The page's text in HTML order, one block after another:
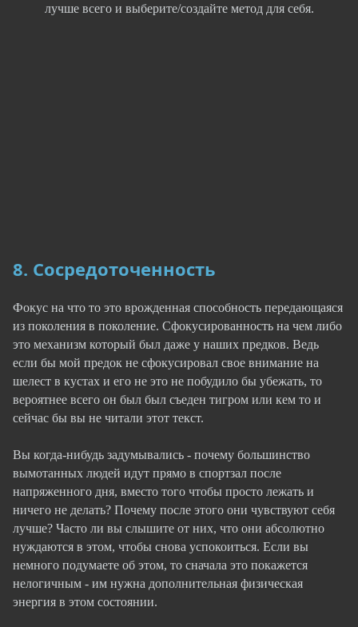
лучше всего и выберите/создайте метод для себя.
8. Сосредоточенность
Фокус на что то это врожденная способность передающаяся
из поколения в поколение. Сфокусированность на чем либо
это механизм который был даже у наших предков. Ведь
если бы мой предок не сфокусировал свое внимание на
шелест в кустах и его не это не побудило бы убежать, то
вероятнее всего он был был съеден тигром или кем то и
сейчас бы вы не читали этот текст.
Вы когда-нибудь задумывались - почему большинство
вымотанных людей идут прямо в спортзал после
напряженного дня, вместо того чтобы просто лежать и
ничего не делать? Почему после этого они чувствуют себя
лучше? Часто ли вы слышите от них, что они абсолютно
нуждаются в этом, чтобы снова успокоиться. Если вы
немного подумаете об этом, то сначала это покажется
нелогичным - им нужна дополнительная физическая
энергия в этом состоянии.